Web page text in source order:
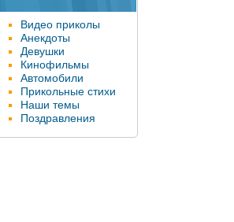
Видео приколы
Анекдоты
Девушки
Кинофильмы
Автомобили
Прикольные стихи
Наши темы
Поздравления